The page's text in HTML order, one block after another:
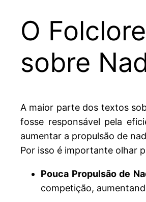
O
sobre
A maior parte dos textos
fosse responsável pela
aumentar a propulsão de
Por isso é importante olhar
Pouca Propulsão de
competição,